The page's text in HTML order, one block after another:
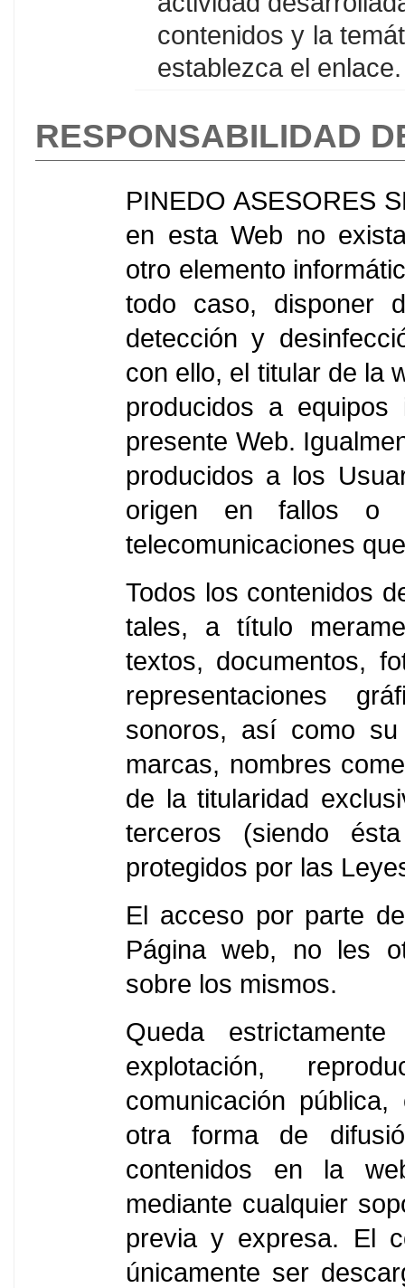
contenidos y la
establezca el enlace.
RESPONSABILIDAD
PINEDO ASESORES
en esta Web no
otro elemento
todo caso, disponer
detección y
con ello, el titular de la
producidos a
presente Web.
producidos a los
origen en fallos o
telecomunicaciones
Todos los contenidos
tales, a título
textos, documentos,
representaciones
sonoros, así como
marcas, nombres
de la titularidad
terceros (siendo
protegidos por las
El acceso por parte
Página web, no les
sobre los mismos.
Queda
explotación,
comunicación
otra forma de
contenidos en la
mediante cualquier
previa y expresa. El
únicamente ser